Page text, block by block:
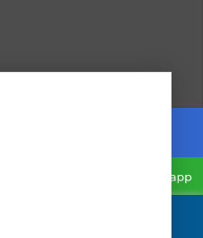
Powered by Nexura